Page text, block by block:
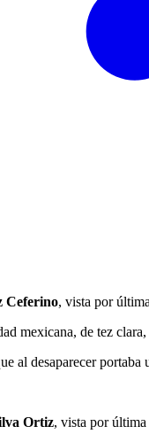
Ceferino, vista por
mexicana, de tez
al desaparecer
Ortiz, vista por